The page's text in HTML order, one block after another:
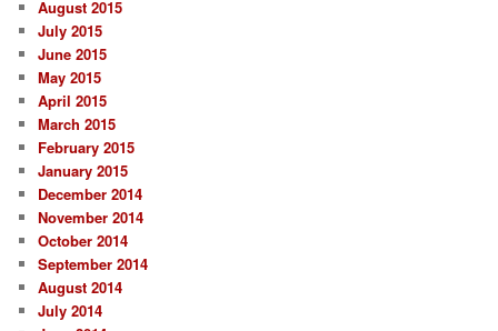
August 2015
July 2015
June 2015
May 2015
April 2015
March 2015
February 2015
January 2015
December 2014
November 2014
October 2014
September 2014
August 2014
July 2014